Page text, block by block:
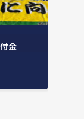
金